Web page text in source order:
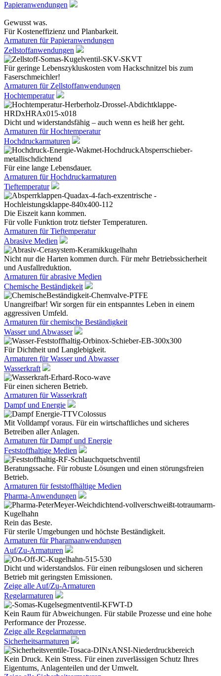
Papieranwendungen
Gewusst was.
Für Kosteneffizienz und Planbarkeit.
Armaturen für Papieranwendungen
Zellstoffanwendungen
Für geringe Lebenszykluskosten vom Hackschnitzel bis zum
Faserschmeichler!
Armaturen für Zellstoffanwendungen
Hochtemperatur
Dicht und widerstandsfähig – auch wenn es heiß her geht.
Armaturen für Hochtemperatur
Hochdruckarmaturen
Für eine lange Lebensdauer.
Armaturen für Hochdruckarmaturen
Tieftemperatur
Die Eiszeit kann kommen.
Für volle Funktion trotz tiefster Temperaturen.
Armaturen für Tieftemperatur
Abrasive Medien
Nicht nur die Harten kommen durch. Für mehr Betriebssicherheit
und Ausfallreduktion.
Armaturen für abrasive Medien
Chemische Beständigkeit
Unangreifbar! Wir sorgen für ein entspanntes Leben in einem
aggressiven Umfeld.
Armaturen für chemische Beständigkeit
Wasser und Abwasser
Für Dichtheit und Langlebigkeit.
Armaturen für Wasser und Abwasser
Wasserkraft
Für einen sicheren Betrieb.
Armaturen für Wasserkraft
Dampf und Energie
Mit Volldampf voraus. Für ein wirtschaftliches und sicheres
Betreiben aller Anlagen.
Armaturen für Dampf und Energie
Feststoffhaltige Medien
Beratungssache. Für robuste Lösungen und einen störungsfreien
Betrieb.
Armaturen für feststoffhältige Medien
Pharma-Anwendungen
Rein das Beste.
Für sterile Umgebungen und höchste Beständigkeit.
Armaturen für Pharamaanwendungen
Auf/Zu-Armaturen
Dicht und widerstandslos. Für einen reibungslosen und sicheren
Betrieb mit geringsten Emissionen.
Zeige alle Auf/Zu-Armaturen
Regelarmaturen
Kein Raum für Abweichungen. Für stabile Prozesse und eine hohe
Performance der Prozesse.
Zeige alle Regelarmaturen
Sicherheitsarmaturen
Kein Druck. Kein Stress. Für einen zuverlässigen Schutz Ihres
Eigentums, Anlagenteilen und der Umwelt.